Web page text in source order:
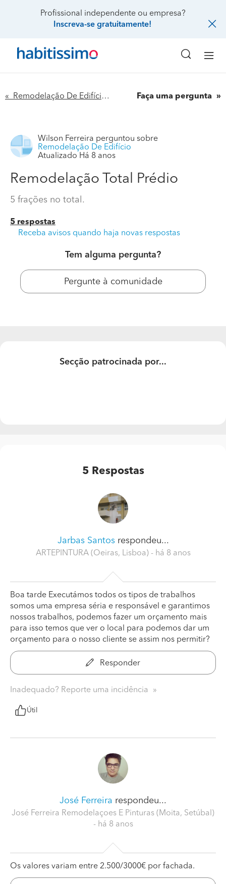
Profissional independente ou empresa?
Inscreva-se gratuitamente!
« Remodelação De Edifício Faça uma pergunta
5 frações no total.
Wilson Ferreira perguntou sobre
Remodelação De Edifício
Atualizado Há 8 anos
Remodelação Total Prédio
5 frações no total.
5 respostas
Receba avisos quando haja novas respostas
Tem alguma pergunta?
Pergunte à comunidade
Secção patrocinada por...
5 Respostas
Jarbas Santosrespondeu...
ARTEPINTURA (Oeiras, Lisboa) - há 8 anos
Boa tarde Executámos todos os tipos de trabalhos
somos uma empresa séria e responsável e garantimos
nossos trabalhos, podemos fazer um orçamento mais
para isso temos que ver o local para podemos dar um
orçamento para o nosso cliente se assim nos permitir?
Responder
Inadequado? Reporte uma incidência
Útil
José Ferreira respondeu...
José Ferreira Remodelaçoes E Pinturas (Moita, Setúbal)
- há 8 anos
Os valores variam entre 2.500/3000€ por fachada.